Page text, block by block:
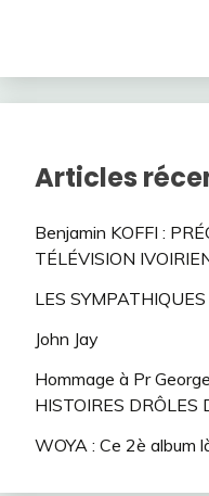
Articles
Benjamin KOFFI :
TÉLÉVISION
LES SYMPATHIQUES
John Jay
Hommage à Pr
HISTOIRES DRÔLES
WOYA : Ce 2è album